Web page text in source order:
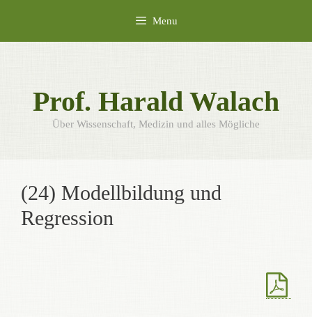
content
Menu
Prof. Harald Walach
Über Wissenschaft, Medizin und alles Mögliche
(24) Modellbildung und
Regression